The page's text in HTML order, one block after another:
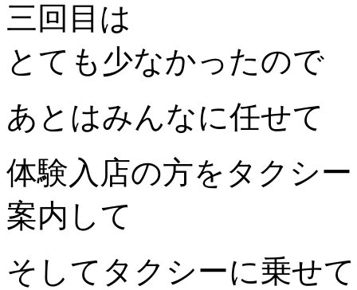
三回目は
とても少なかったので
あとはみんなに任せて
体験入店の方をタクシ
案内して
そしてタクシーに乗せて